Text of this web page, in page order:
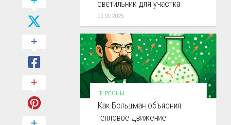
светильник для участка
03.09.2025
ПЕРСОНЫ
Как Больцман объяснил
тепловое движение